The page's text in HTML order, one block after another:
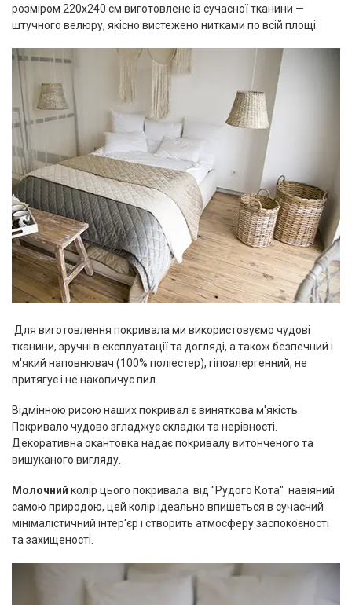
розміром 220x240 см виготовлене із сучасної тканини —
штучного велюру, якісно вистежено нитками по всій площі.
Для виготовлення покривала ми використовуємо чудові
тканини, зручні в експлуатації та догляді, а також безпечний і
м'який наповнювач (100% поліестер), гіпоалергенний, не
притягує і не накопичує пил.
Відмінною рисою наших покривал є виняткова м'якість.
Покривало чудово згладжує складки та нерівності.
Декоративна окантовка надає покривалу витонченого та
вишуканого вигляду.
Молочний колір цього покривала від "Рудого Кота" навіяний
самою природою, цей колір ідеально впишеться в сучасний
мінімалістичний інтер'єр і створить атмосферу заспокоєності
та захищеності.